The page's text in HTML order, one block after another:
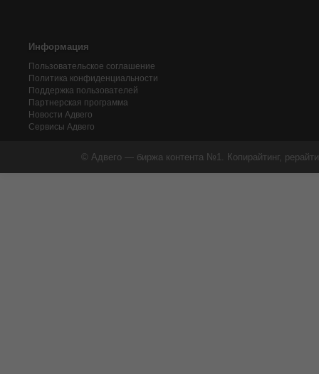
Информация
Пользовательское соглашение
Политика конфиденциальности
Поддержка пользователей
Партнерская программа
Новости Адвего
Сервисы Адвего
© Адвего — биржа контента №1. Копирайтинг,